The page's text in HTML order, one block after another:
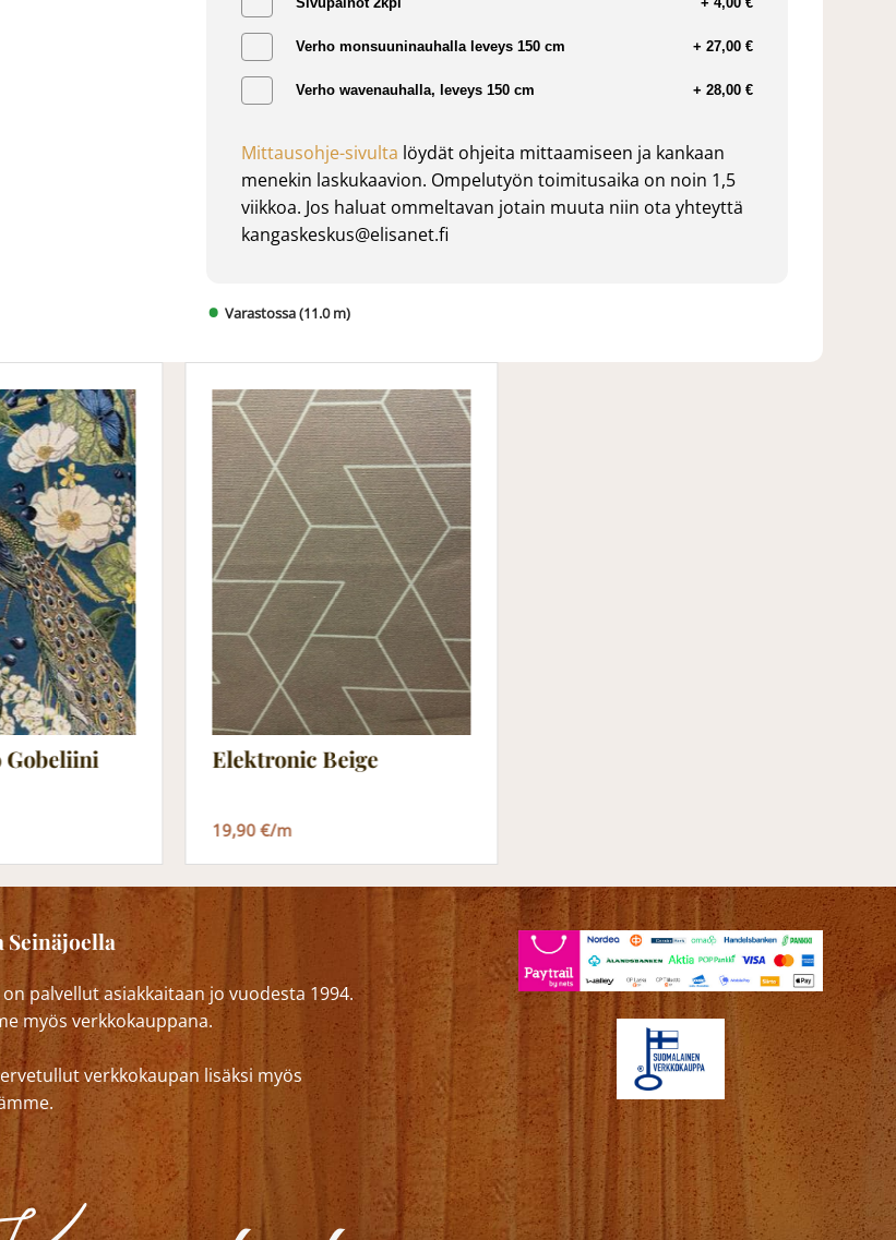
Verho monsuuninauhalla leveys 150 cm + 27,00 €
Verho wavenauhalla, leveys 150 cm + 28,00 €
Mittausohje-sivulta löydät ohjeita mittaamiseen ja kankaan
menekin laskukaavion. Ompelutyön toimitusaika on noin 1,5
viikkoa. Jos haluat ommeltavan jotain muuta niin ota yhteyttä
kangaskeskus@elisanet.fi
Varastossa (11.0 m)
Elektronic Beige
19,90 €/m
Seinäjoella
on palvellut asiakkaitaan jo vuodesta 1994.
myös verkkokauppana.
verkkokaupan lisäksi myös